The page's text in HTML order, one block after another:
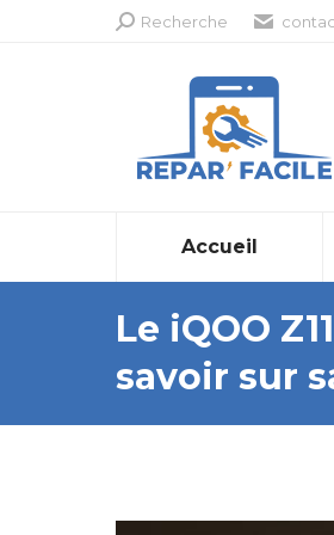
Recherche
Recherche
Accueil
Le iQOO
savoir sur